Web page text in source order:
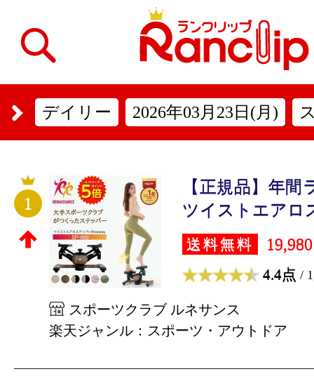
デイリー 2026年03月23日(月)
1
【正規品】年
ツイストエアロ
送料無料
4.4点 /
スポーツクラブ ルネサンス
楽天ジャンル：スポーツ・アウトドア